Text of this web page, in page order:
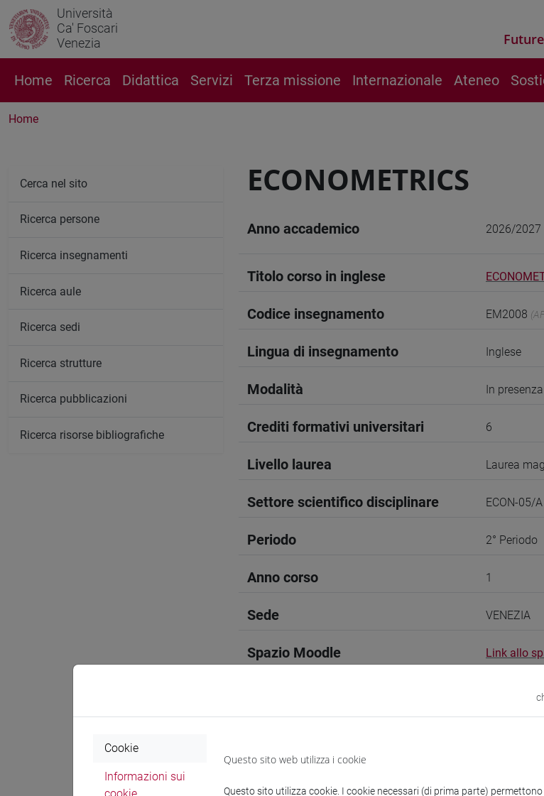
Università
Ca' Foscari
Venezia
Home Ricerca Didattica Servizi Terza missione Internazionale Ateneo
Home
ECONOMETRICS
Anno accademico 2026/2027
Titolo corso in inglese
Codice insegnamento EM2008
Lingua di insegnamento Inglese
Modalità In presenza
Crediti formativi universitari 6
Livello laurea Laurea
Settore scientifico disciplinare ECON-05/A
Periodo 2° Periodo
Anno corso 1
Sede VENEZIA
Spazio Moodle Link allo
Cerca nel sito
Ricerca persone
Ricerca insegnamenti
Ricerca aule
Ricerca sedi
Ricerca strutture
Ricerca pubblicazioni
Ricerca risorse bibliografiche
Cookie
Informazioni sui
Questo sito web utilizza i cookie
Questo sito utilizza cookie. I cookie necessari (di prima parte)